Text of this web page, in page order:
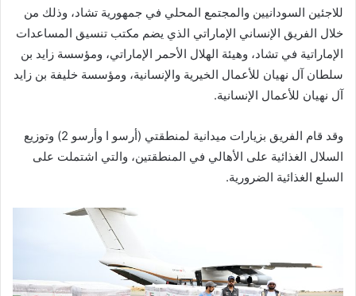
للاجئين السودانيين والمجتمع المحلي في جمهورية تشاد، وذلك من
خلال الفريق الإنساني الإماراتي الذي يضم مكتب تنسيق المساعدات
الإماراتية في تشاد، وهيئة الهلال الأحمر الإماراتي، ومؤسسة زايد بن
سلطان آل نهيان للأعمال الخيرية والإنسانية، ومؤسسة خليفة بن زايد
آل نهيان للأعمال الإنسانية.
وقد قام الفريق بزيارات ميدانية لمنطقتي (أرسو ا وأرسو 2) وتوزيع
السلال الغذائية على الأهالي في المنطقتين، والتي اشتملت على
السلع الغذائية الضرورية.